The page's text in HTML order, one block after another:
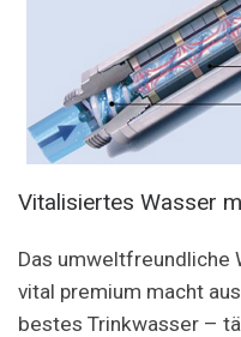
Vitalisiertes Wasser
Das umweltfreundliche
vital premium macht
bestes Trinkwasser –